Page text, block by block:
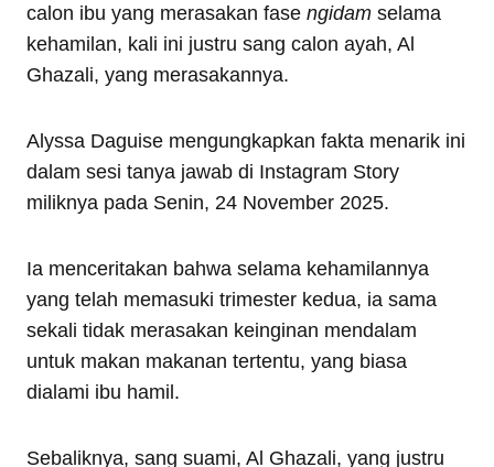
calon ibu yang merasakan fase ngidam selama
kehamilan, kali ini justru sang calon ayah, Al
Ghazali, yang merasakannya.
Alyssa Daguise mengungkapkan fakta menarik ini
dalam sesi tanya jawab di Instagram Story
miliknya pada Senin, 24 November 2025.
Ia menceritakan bahwa selama kehamilannya
yang telah memasuki trimester kedua, ia sama
sekali tidak merasakan keinginan mendalam
untuk makan makanan tertentu, yang biasa
dialami ibu hamil.
Sebaliknya, sang suami, Al Ghazali, yang justru